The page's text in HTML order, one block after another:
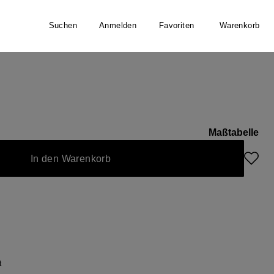
Suchen Anmelden Favoriten Warenkorb
Maßtabelle
In den Warenkorb